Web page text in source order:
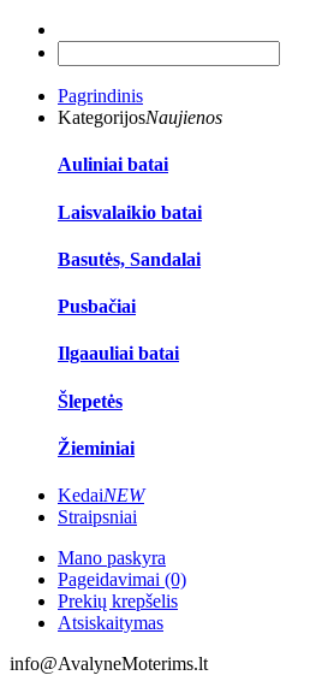
Pagrindinis
KategorijosNaujienos
Auliniai batai
Laisvalaikio batai
Basutės, Sandalai
Pusbačiai
Ilgaauliai batai
Šlepetės
Žieminiai
KedaiNEW
Straipsniai
Mano paskyra
Pageidavimai (0)
Prekių krepšelis
Atsiskaitymas
info@AvalyneMoterims.lt